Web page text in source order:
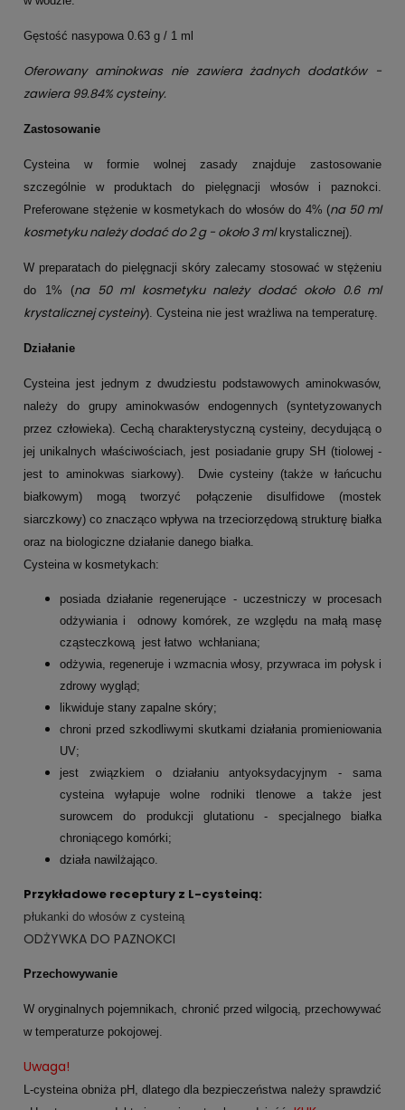
Gęstość nasypowa 0.63 g / 1 ml
Oferowany aminokwas nie zawiera żadnych dodatków -
zawiera 99.84% cysteiny.
Zastosowanie
Cysteina w formie wolnej zasady znajduje zastosowanie
szczególnie w produktach do pielęgnacji włosów i paznokci.
Preferowane stężenie w kosmetykach do włosów do 4% (na 50 ml
kosmetyku należy dodać do 2 g - około 3 mlkrystalicznej).
W preparatach do pielęgnacji skóry zalecamy stosować w stężeniu
do 1% (na 50 ml kosmetyku należy dodać około 0.6 ml
krystalicznej cysteiny). Cysteina nie jest wrażliwa na temperaturę.
Działanie
Cysteina jest jednym z dwudziestu podstawowych aminokwasów,
należy do grupy aminokwasów endogennych (syntetyzowanych
przez człowieka). Cechą charakterystyczną cysteiny, decydującą o
jej unikalnych właściwościach, jest posiadanie grupy SH (tiolowej -
jest to aminokwas siarkowy). Dwie cysteiny (także w łańcuchu
białkowym) mogą tworzyć połączenie disulfidowe (mostek
siarczkowy) co znacząco wpływa na trzeciorzędową strukturę białka
oraz na biologiczne działanie danego białka.
Cysteina w kosmetykach:
posiada działanie regenerujące - uczestniczy w procesach
odżywiania i odnowy komórek, ze względu na małą masę
cząsteczkową jest łatwo wchłaniana;
odżywia, regeneruje i wzmacnia włosy, przywraca im połysk i
zdrowy wygląd;
likwiduje stany zapalne skóry;
chroni przed szkodliwymi skutkami działania promieniowania
UV;
jest związkiem o działaniu antyoksydacyjnym - sama
cysteina wyłapuje wolne rodniki tlenowe a także jest
surowcem do produkcji glutationu - specjalnego białka
chroniącego komórki;
działa nawilżająco.
Przykładowe receptury z L-cysteiną:
płukanki do włosów z cysteiną
ODŻYWKA DO PAZNOKCI
Przechowywanie
W oryginalnych pojemnikach, chronić przed wilgocią, przechowywać
w temperaturze pokojowej.
Uwaga!
L-cysteina obniża pH, dlatego dla bezpieczeństwa należy sprawdzić